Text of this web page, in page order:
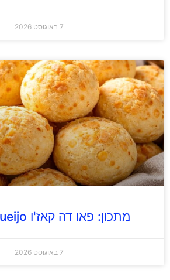
7 באוגוסט 2026
מתכון: פאו דה קאז'ו Pão de queijo
7 באוגוסט 2026